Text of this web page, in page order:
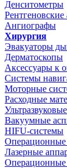
Денситометры
Ангиографы
Хирургия
Эвакуаторы
Дерматоскопы
Аксессуары к
Системы
Моторные
Расходные
Вакуумные
HIFU-системы
Лазерные
Операционные